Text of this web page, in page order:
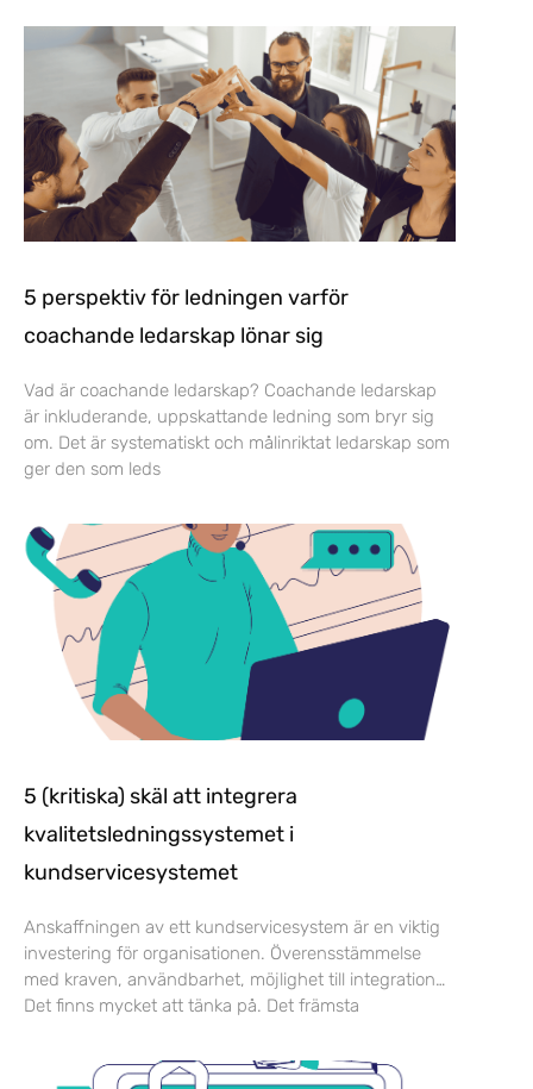
5 perspektiv för ledningen varför
coachande ledarskap lönar sig
Vad är coachande ledarskap? Coachande ledarskap
är inkluderande, uppskattande ledning som bryr sig
om. Det är systematiskt och målinriktat ledarskap som
ger den som leds
5 (kritiska) skäl att integrera
kvalitetsledningssystemet i
kundservicesystemet
Anskaffningen av ett kundservicesystem är en viktig
investering för organisationen. Överensstämmelse
med kraven, användbarhet, möjlighet till integration…
Det finns mycket att tänka på. Det främsta